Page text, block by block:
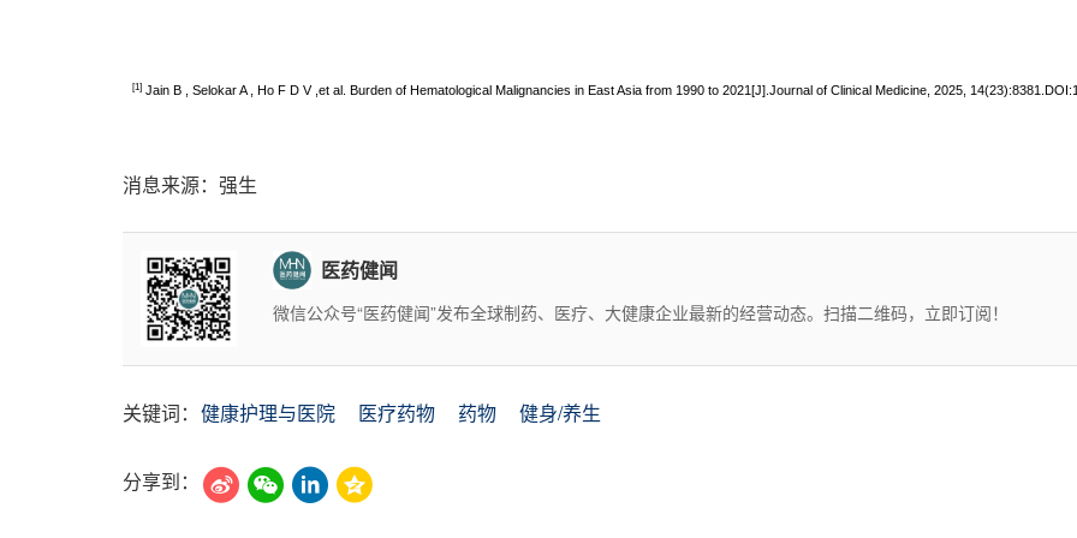
[1]Jain B , Selokar A , Ho F D V ,et al. Burden of Hematological Malignancies in East Asia from 1990 to 2021[J].Journal of Clinical Medicine, 2025,
消息来源：强生
医药健闻
微信公众号“医药健闻”发布全球制药、医疗、大健康企业最新的经营动态。扫描二维码，立即订阅！
关键词： 健康护理与医院 医疗药物 药物 健身/养生
分享到：